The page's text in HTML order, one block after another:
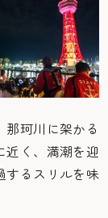
珂川に架かる
近く、満潮を迎
するスリルを味